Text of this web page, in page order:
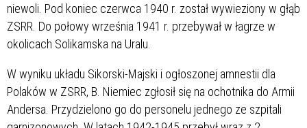
niewoli. Pod koniec czerwca 1940 r. został wywieziony w głąb
ZSRR. Do połowy września 1941 r. przebywał w łagrze w
okolicach Solikamska na Uralu.
W wyniku układu Sikorski-Majski i ogłoszonej amnestii dla
Polaków w ZSRR, B. Niemiec zgłosił się na ochotnika do Armii
Andersa. Przydzielono go do personelu jednego ze szpitali